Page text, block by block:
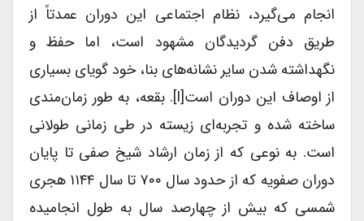
انجام می‌گیرد، نظام اجتماعی این دوران عمدتاً از
طریق دفن گردیدگان مشهود است، اما حفظ و
نگهداشته شدن سایر نشانه‌های بنا، خود گویای بسیاری
از اوصاف این دوران است[i]. بقعه، به طور زمان‌مندی
ساخته شده و تجربه‌ای زیسته در طی زمانی طولانی
است. به نوعی که از زمان ارشاد شیخ صفی تا پایان
دوران صفویه که از حدود سال ۷۰۰ تا سال ۱۱۴۴ هجری
شمسی که بیش از چهارصد سال به طول انجامیده